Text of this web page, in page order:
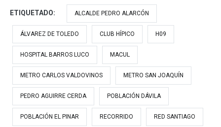
ETIQUETADO: ALCALDE PEDRO ALARCÓN
ÁLVAREZ DE TOLEDO CLUB HÍPICO H09
HOSPITAL BARROS LUCO MACUL
METRO CARLOS VALDOVINOS METRO SAN JOAQUÍN
PEDRO AGUIRRE CERDA POBLACIÓN DÁVILA
POBLACIÓN EL PINAR RECORRIDO RED SANTIAGO